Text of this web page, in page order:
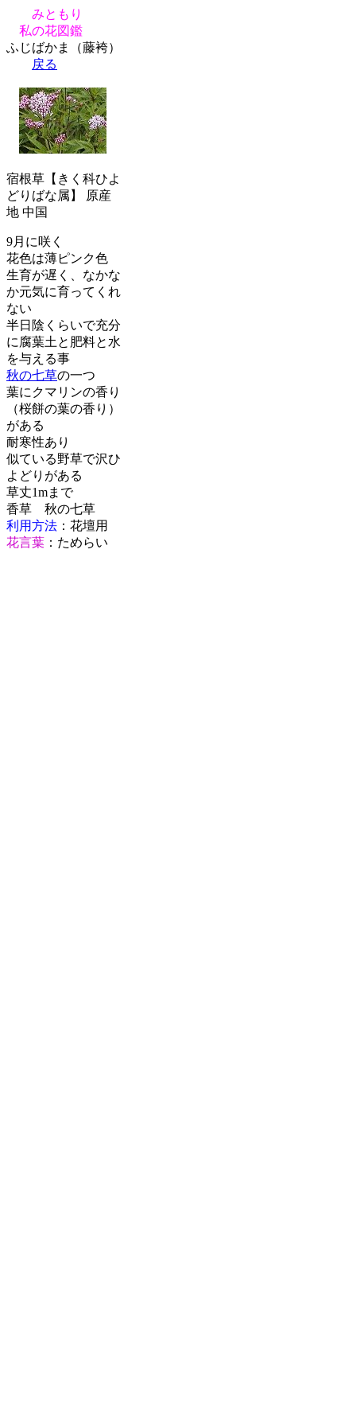
みともり
私の花図鑑
ふじばかま（藤袴）
戻る
宿根草【きく科ひよ
どりばな属】 原産
地 中国
9月に咲く
花色は薄ピンク色
生育が遅く、なかな
か元気に育ってくれ
ない
半日陰くらいで充分
に腐葉土と肥料と水
を与える事
秋の七草の一つ
葉にクマリンの香り
（桜餅の葉の香り）
がある
耐寒性あり
似ている野草で沢ひ
よどりがある
草丈1mまで
香草 秋の七草
利用方法 ：花壇用
花言葉 ：ためらい